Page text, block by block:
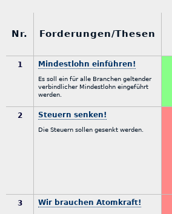
Nr. Forderungen/Thesen
1 Mindestlohn einführen!
Es soll ein für alle Branchen geltender
verbindlicher Mindestlohn eingeführt
werden.
2 Steuern senken!
Die Steuern sollen gesenkt werden.
3 Wir brauchen Atomkraft!